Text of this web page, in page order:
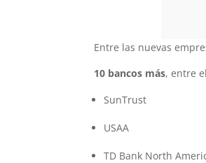
Entre las nuevas
10 bancos más, entre
SunTrust
USAA
TD Bank North